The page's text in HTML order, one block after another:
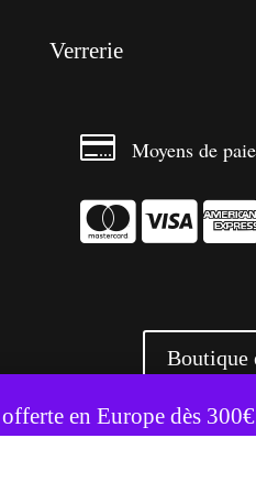
en Europe dès
Verrerie
 Moyens de
 
Boutique
+ 3500 références
utilise des cookies pour améliorer